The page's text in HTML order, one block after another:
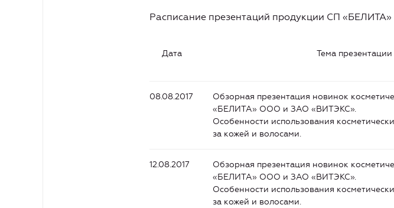
Расписание презентаций продукции СП
Дата Тема презентации
08.08.2017
Обзорная презентация новинок
«БЕЛИТА» ООО и ЗАО «ВИТЭКС».
Особенности использования
за кожей и волосами.
12.08.2017
Обзорная презентация новинок
«БЕЛИТА» ООО и ЗАО «ВИТЭКС».
Особенности использования
за кожей и волосами.